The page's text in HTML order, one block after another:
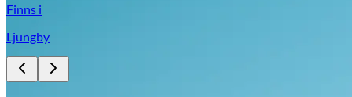
Finns i
Ljungby